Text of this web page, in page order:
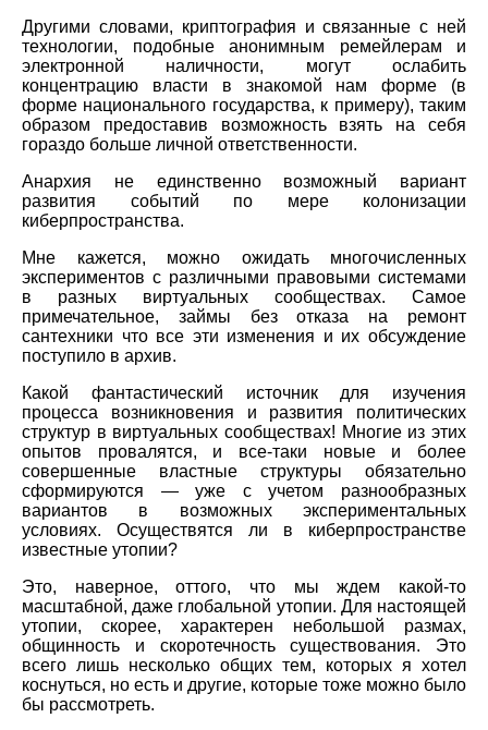
Другими словами, криптография и связанные с ней
технологии, подобные анонимным ремейлерам и
электронной наличности, могут ослабить
концентрацию власти в знакомой нам форме (в
форме национального государства, к примеру), таким
образом предоставив возможность взять на себя
гораздо больше личной ответственности.
Анархия не единственно возможный вариант
развития событий по мере колонизации
киберпространства.
Мне кажется, можно ожидать многочисленных
экспериментов с различными правовыми системами
в разных виртуальных сообществах. Самое
примечательное, займы без отказа на ремонт
сантехники что все эти изменения и их обсуждение
поступило в архив.
Какой фантастический источник для изучения
процесса возникновения и развития политических
структур в виртуальных сообществах! Многие из этих
опытов провалятся, и все-таки новые и более
совершенные властные структуры обязательно
сформируются — уже с учетом разнообразных
вариантов в возможных экспериментальных
условиях. Осуществятся ли в киберпространстве
известные утопии?
Это, наверное, оттого, что мы ждем какой-то
масштабной, даже глобальной утопии. Для настоящей
утопии, скорее, характерен небольшой размах,
общинность и скоротечность существования. Это
всего лишь несколько общих тем, которых я хотел
коснуться, но есть и другие, которые тоже можно было
бы рассмотреть.